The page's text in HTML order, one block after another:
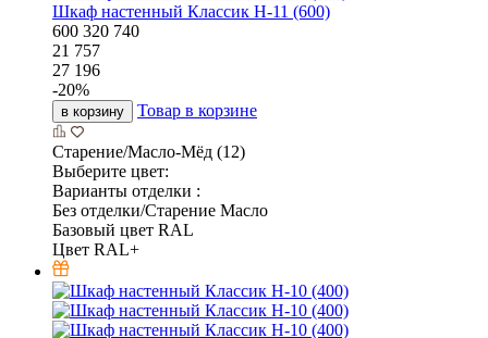
Шкаф настенный Классик Н-11 (600)
600 320 740
21 757
27 196
-20%
в корзину Товар в корзине
Старение/Масло-Мёд (12)
Выберите цвет:
Варианты отделки :
Без отделки/Старение Масло
Базовый цвет RAL
Цвет RAL+